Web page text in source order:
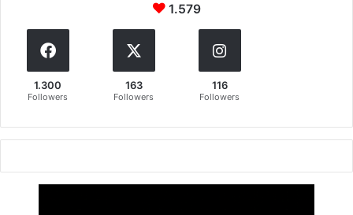
1.579
1.300
Followers
163
Followers
116
Followers